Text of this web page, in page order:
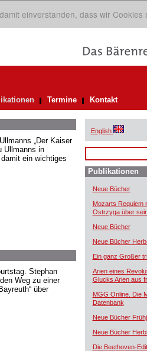
einverstanden, dass wir Cookies
Termine Kontakt
„Der Kaiser
Ullmanns in
ein wichtiges
Stephan
Weg zu einer
über
English
Publikationen
Neue Bücher
Mozarts Requiem
Ostrzyga über
Neue Bücher
Neue Bücher
Ein ganz Großer
Arien eines
Glucks Arien aus
MGG Online. Die
Datenbank
Neue Bücher
Neue Bücher
Die Beethoven-